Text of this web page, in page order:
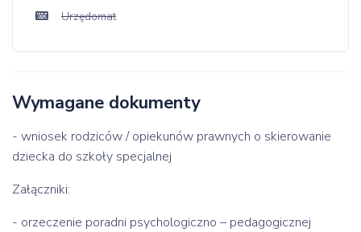
Urzędomat
Wymagane dokumenty
- wniosek rodziców / opiekunów prawnych o skierowanie
dziecka do szkoły specjalnej
Załączniki:
- orzeczenie poradni psychologiczno – pedagogicznej